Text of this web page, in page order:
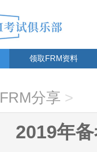
领取FRM资料
FRM分享 >
2019年